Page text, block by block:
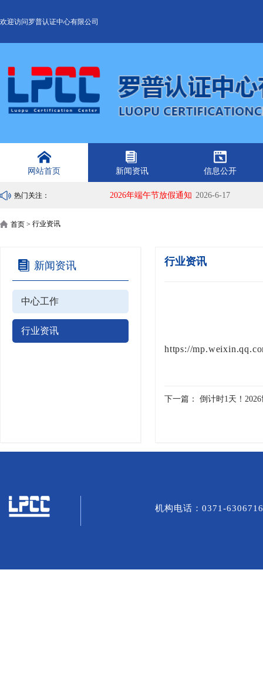
欢迎访问罗普认证中心有限公司
网站首页 新闻资讯 信息公开
热门关注： 2026年端午节放假通知 2026-6-17
首页 > 行业资讯
新闻资讯
中心工作
行业资讯
行业资讯
https://
下一篇： 倒计时1天！
机构电话：0371-